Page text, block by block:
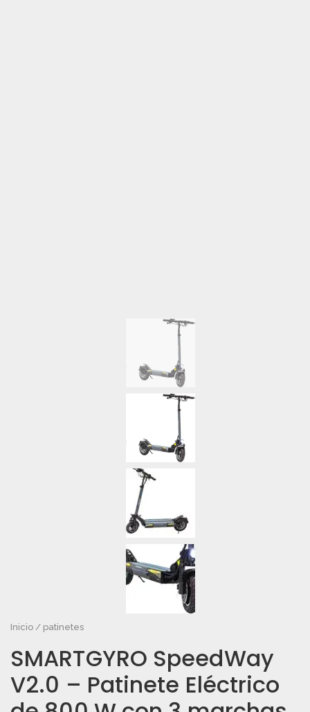
Inicio / patinetes
SMARTGYRO SpeedWay
V2.0 – Patinete Eléctrico